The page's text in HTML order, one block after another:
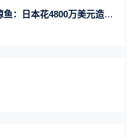
本花4800万美元造了一艘船